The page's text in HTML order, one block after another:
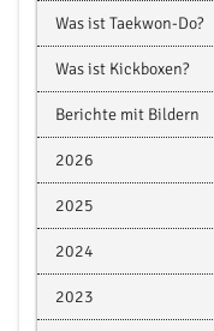
Was ist Taekwon-Do?
Was ist Kickboxen?
Berichte mit Bildern
2026
2025
2024
2023